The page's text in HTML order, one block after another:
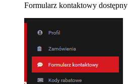
Formularz kontaktowy